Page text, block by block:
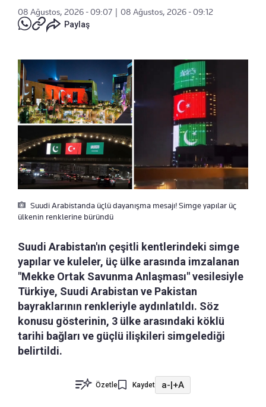
08 Ağustos, 2026 - 09:07
08 Ağustos, 2026 - 09:12
Paylaş
Suudi Arabistanda üçlü dayanışma mesajı! Simge yapılar üç
ülkenin renklerine büründü
Suudi Arabistan'ın çeşitli kentlerindeki simge
yapılar ve kuleler, üç ülke arasında imzalanan
"Mekke Ortak Savunma Anlaşması" vesilesiyle
Türkiye, Suudi Arabistan ve Pakistan
bayraklarının renkleriyle aydınlatıldı. Söz
konusu gösterinin, 3 ülke arasındaki köklü
tarihi bağları ve güçlü ilişkileri simgelediği
belirtildi.
Özetle Kaydet a-|+A